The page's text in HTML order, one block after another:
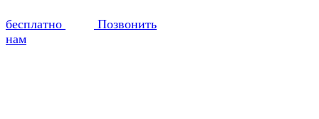
бесплатно
Позвонить
нам